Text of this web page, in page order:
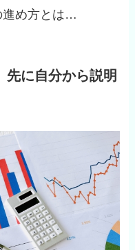
進め方とは…
先に自分から説明